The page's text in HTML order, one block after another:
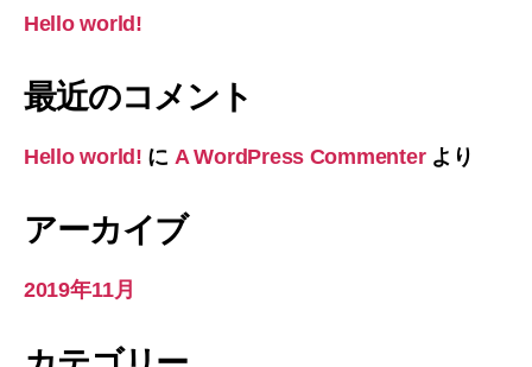
Hello world!
最近のコメント
Hello world! に A WordPress Commenterより
アーカイブ
2019年11月